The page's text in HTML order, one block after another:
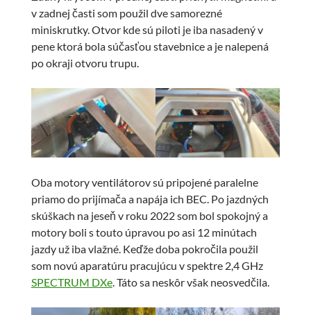
v zadnej časti som použil dve samorezné
miniskrutky. Otvor kde sú piloti je iba nasadený v
pene ktorá bola súčasťou stavebnice a je nalepená
po okraji otvoru trupu.
Oba motory ventilátorov sú pripojené paralelne
priamo do prijímača a napája ich BEC. Po jazdných
skúškach na jeseň v roku 2022 som bol spokojný a
motory boli s touto úpravou po asi 12 minútach
jazdy už iba vlažné. Keďže doba pokročila použil
som novú aparatúru pracujúcu v spektre 2,4 GHz
SPECTRUM DXe. Táto sa neskôr však neosvedčila.